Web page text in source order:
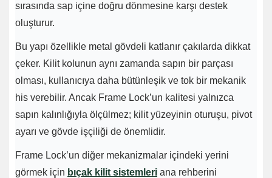
sırasında sap içine doğru dönmesine karşı destek
oluşturur.
Bu yapı özellikle metal gövdeli katlanır çakılarda dikkat
çeker. Kilit kolunun aynı zamanda sapın bir parçası
olması, kullanıcıya daha bütünleşik ve tok bir mekanik
his verebilir. Ancak Frame Lock’un kalitesi yalnızca
sapın kalınlığıyla ölçülmez; kilit yüzeyinin oturuşu, pivot
ayarı ve gövde işçiliği de önemlidir.
Frame Lock’un diğer mekanizmalar içindeki yerini
görmek için bıçak kilit sistemleri ana rehberini